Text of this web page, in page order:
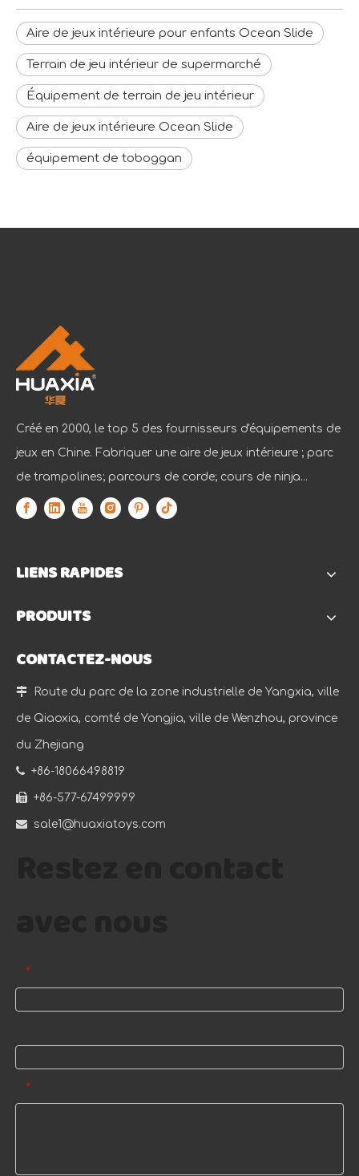
Aire de jeux intérieure pour enfants Ocean Slide
Terrain de jeu intérieur de supermarché
Équipement de terrain de jeu intérieur
Aire de jeux intérieure Ocean Slide
équipement de toboggan
Créé en 2000, le top 5 des fournisseurs d'équipements de
jeux en Chine. Fabriquer une aire de jeux intérieure ; parc
de trampolines; parcours de corde; cours de ninja...
LIENS RAPIDES
PRODUITS
CONTACTEZ-NOUS
 Route du parc de la zone industrielle de Yangxia, ville
de Qiaoxia, comté de Yongjia, ville de Wenzhou, province
du Zhejiang
 +86-18066498819
 +86-577-67499999
 sale1@huaxiatoys.com
*
*